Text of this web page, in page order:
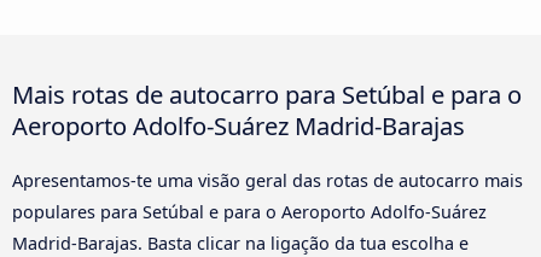
Mais rotas de autocarro para Setúbal e para o
Aeroporto Adolfo-Suárez Madrid-Barajas
Apresentamos-te uma visão geral das rotas de autocarro mais
populares para Setúbal e para o Aeroporto Adolfo-Suárez
Madrid-Barajas. Basta clicar na ligação da tua escolha e